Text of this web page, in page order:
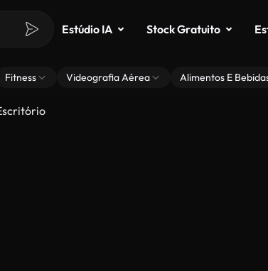
Estúdio IA Stock Gratuito
Fitness Videografia Aérea Alimentos E